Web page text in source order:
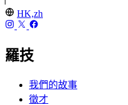
HK,zh
羅技
我們的故事
徵才